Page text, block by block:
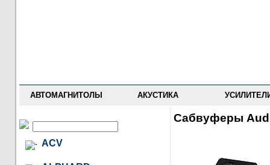
АВТОМАГНИТОЛЫ АКУСТИКА
ACV
Сабвуферы